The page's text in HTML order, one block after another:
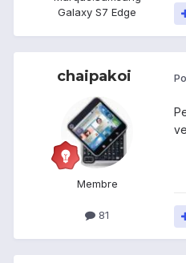
Galaxy S7 Edge
chaipakoi
Membre
81